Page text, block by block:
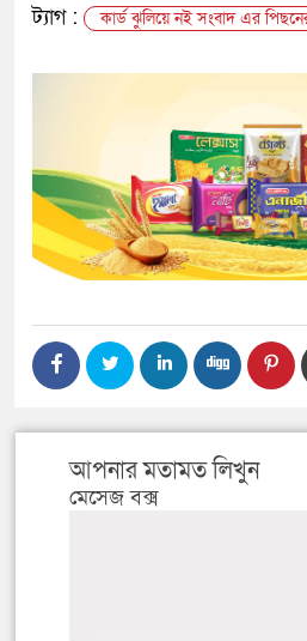
ট্যাগ :
কার্ড ঝুলিয়ে নই সংবাদ এর
আপনার মতামত লিখুন
মেসেজ বক্স